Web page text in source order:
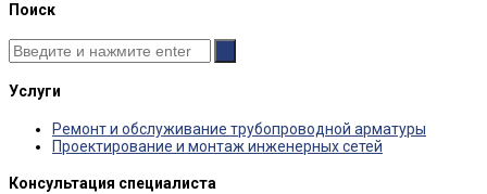
Поиск
Услуги
Ремонт и обслуживание трубопроводной арматуры
Проектирование и монтаж инженерных сетей
Консультация специалиста